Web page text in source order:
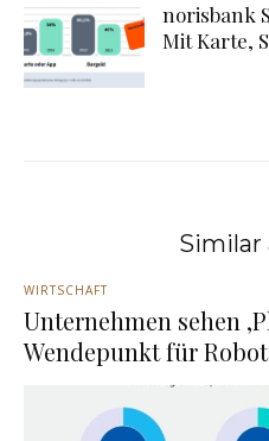
norisbank
Mit Karte,
Similar
WIRTSCHAFT
Unternehmen sehen
Wendepunkt für